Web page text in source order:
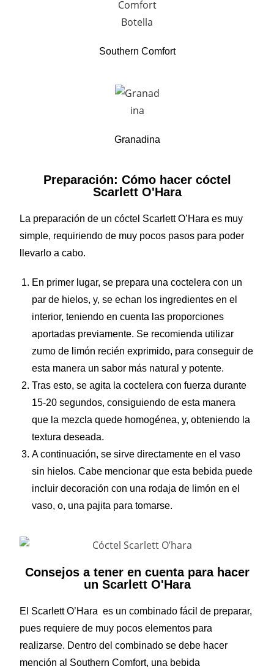
Southern Comfort
Granadina
Preparación: Cómo hacer cóctel
Scarlett O'Hara
La preparación de un cóctel Scarlett O’Hara es muy
simple, requiriendo de muy pocos pasos para poder
llevarlo a cabo.
En primer lugar, se prepara una coctelera con un
par de hielos, y, se echan los ingredientes en el
interior, teniendo en cuenta las proporciones
aportadas previamente. Se recomienda utilizar
zumo de limón recién exprimido, para conseguir de
esta manera un sabor más natural y potente.
Tras esto, se agita la coctelera con fuerza durante
15-20 segundos, consiguiendo de esta manera
que la mezcla quede homogénea, y, obteniendo la
textura deseada.
A continuación, se sirve directamente en el vaso
sin hielos. Cabe mencionar que esta bebida puede
incluir decoración con una rodaja de limón en el
vaso, o, una pajita para tomarse.
Consejos a tener en cuenta para hacer
un Scarlett O'Hara
El Scarlett O’Hara es un combinado fácil de preparar,
pues requiere de muy pocos elementos para
realizarse. Dentro del combinado se debe hacer
mención al Southern Comfort, una bebida